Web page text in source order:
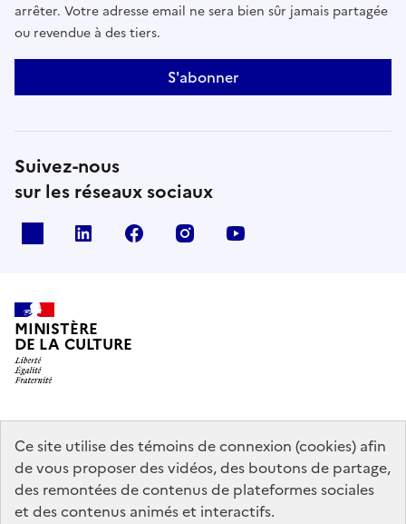
Ce site utilise des témoins de connexion (cookies) afin
de vous proposer des vidéos, des boutons de partage,
des remontées de contenus de plateformes sociales
et des contenus animés et interactifs.
arrêter. Votre adresse email ne sera bien sûr jamais partagée
ou revendue à des tiers.
S'abonner
Suivez-nous
sur les réseaux sociaux
linkedin facebook instagram
MINISTÈRE
DE LA CULTURE
data.gouv.fr legifrance.gouv.fr
info.gouv.fr
service-public.gouv.fr